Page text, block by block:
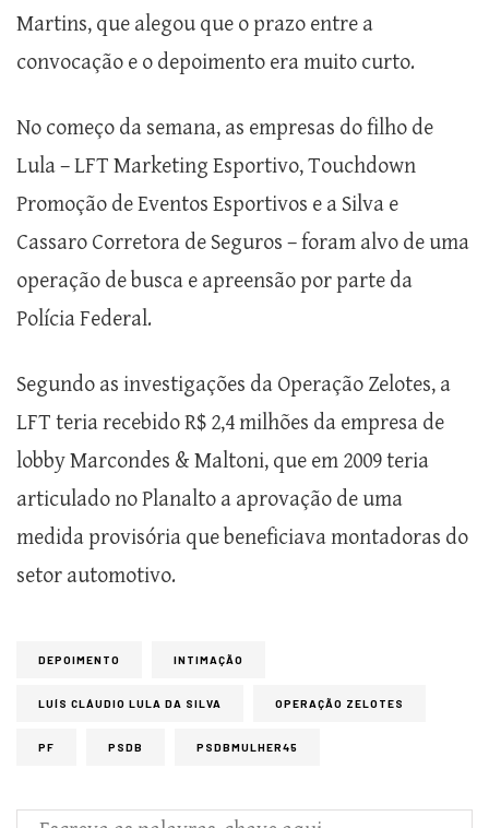
Martins, que alegou que o prazo entre a
convocação e o depoimento era muito curto.
No começo da semana, as empresas do filho de
Lula – LFT Marketing Esportivo, Touchdown
Promoção de Eventos Esportivos e a Silva e
Cassaro Corretora de Seguros – foram alvo de uma
operação de busca e apreensão por parte da
Polícia Federal.
Segundo as investigações da Operação Zelotes, a
LFT teria recebido R$ 2,4 milhões da empresa de
lobby Marcondes & Maltoni, que em 2009 teria
articulado no Planalto a aprovação de uma
medida provisória que beneficiava montadoras do
setor automotivo.
DEPOIMENTO INTIMAÇÃO
LUÍS CLÁUDIO LULA DA SILVA OPERAÇÃO ZELOTES
PF PSDB PSDBMULHER45